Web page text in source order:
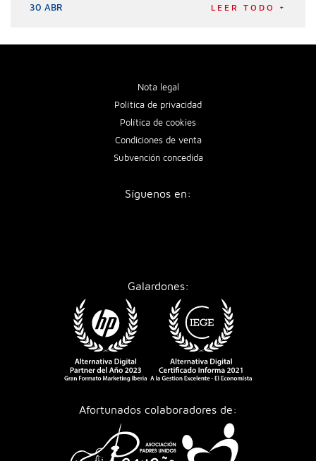
30 ABR LEER TODO +
Nota legal
Política de privacidad
Política de cookies
Condiciones de venta
Subvención concedida
Síguenos en:
Galardones:
Afortunados colaboradores de: